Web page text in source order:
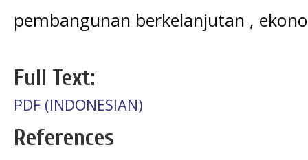
pembangunan berkelanjutan ,
Full Text:
PDF (INDONESIAN)
References